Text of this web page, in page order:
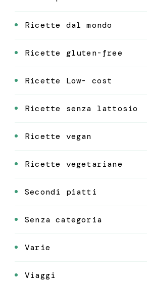
Ricette dal mondo
Ricette gluten-free
Ricette Low- cost
Ricette senza lattosio
Ricette vegan
Ricette vegetariane
Secondi piatti
Senza categoria
Varie
Viaggi